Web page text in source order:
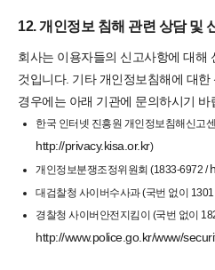
12. 개인정보 침해 관련 상담 및
회사는 이용자들의 신고사항에 대해
것입니다. 기타 개인정보침해에 대
경우에는 아래 기관에 문의하시기 바
한국 인터넷 진흥원 개인정보침해신고
http://privacy.kisa.or.kr)
개인정보분쟁조정위원회 (1833-6972 /
대검찰청 사이버수사과 (국번 없이
경찰청 사이버안전지킴이 (국번 없이
http://www.police.go.kr/www/